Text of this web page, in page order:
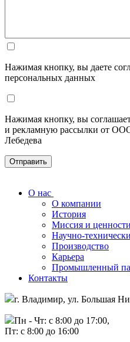
Нажимая кнопку, вы даете
персональных данных
Нажимая кнопку, вы
и рекламную рассылки от
Лебедева
О нас
О компании
История
Миссия и ценности
Научно-
Производство
Карьера
Промышленный
Контакты
г. Владимир, ул. Большая
Пн - Чт: с 8:00 до 17:00,
Пт: с 8:00 до 16:00